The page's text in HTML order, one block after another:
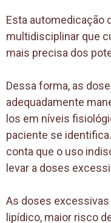
Esta automedicação
multidisciplinar que
mais precisa dos
Dessa forma, as
adequadamente
los em níveis
paciente se
conta que o uso
levar a doses
As doses
lipídico, maior risco